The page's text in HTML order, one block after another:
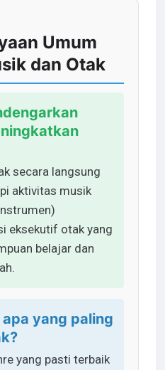
Umum
dan Otak
secara langsung
aktivitas musik
eksekutif otak yang
belajar dan
yang paling
yang pasti terbaik